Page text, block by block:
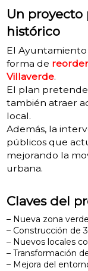
Un proyecto
histórico
El
forma de
Villaverde.
El plan
también atraer
local.
Además, la
públicos que
mejorando la
urbana.
Claves del
– Nueva zona
– Construcción de
– Nuevos locales
– Transformación
– Mejora del